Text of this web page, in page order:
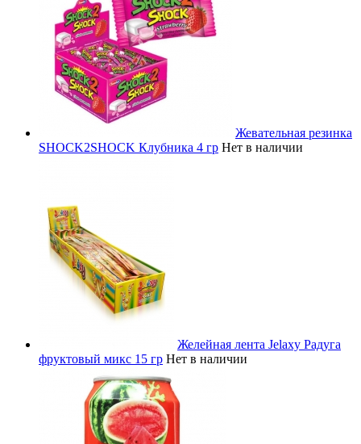
Жевательная резинка
SHOCK2SHOCK Клубника 4 гр Нет в наличии
Желейная лента Jelaxy Радуга
фруктовый микс 15 гр Нет в наличии